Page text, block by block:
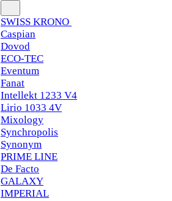
SWISS KRONO
Caspian
Dovod
ECO-TEC
Eventum
Fanat
Intellekt 1233 V4
Lirio 1033 4V
Mixology
Synchropolis
Synonym
PRIME LINE
De Facto
GALAXY
IMPERIAL